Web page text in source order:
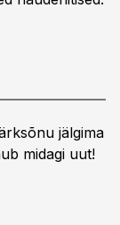
jälgima
midagi uut!